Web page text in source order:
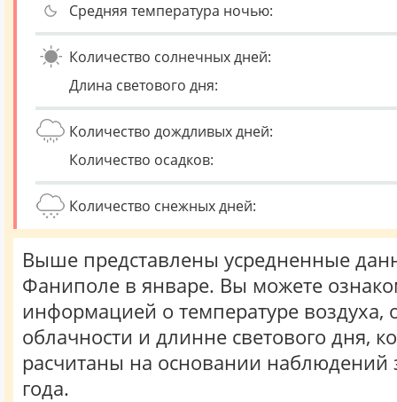
Средняя температура ночью:
Количество солнечных дней:
Длина светового дня:
Количество дождливых дней:
Количество осадков:
Количество снежных дней:
Выше представлены усредненные
Фаниполе в январе. Вы можете
информацией о температуре воздуха,
облачности и длинне светового дня,
расчитаны на основании наблюдений
года.